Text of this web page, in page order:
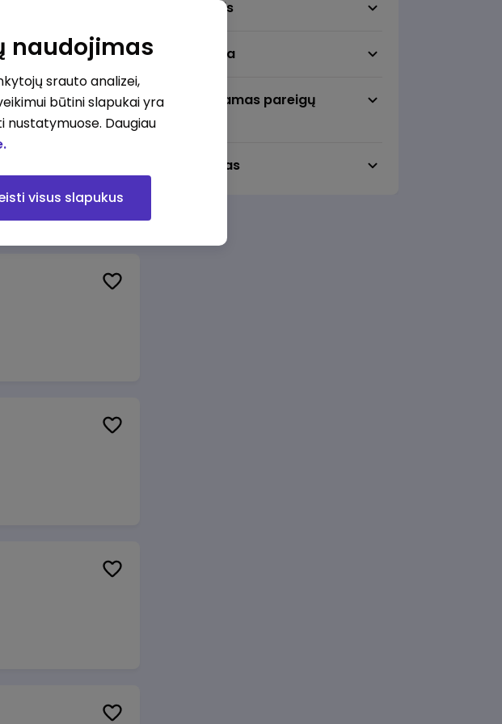
Darbo sritis
Darbo vieta
Pageidaujamas pareigų
Darbo laikas
naudojimas
srauto analizei,
būtini slapukai yra
nustatymuose. Daugiau
visus slapukus